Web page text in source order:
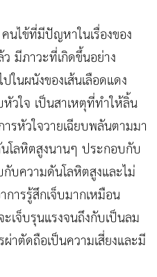
ไข้ที่มีปัญหาในเรื่องของ
มีภาวะที่เกิดขึ้นอย่าง
ในผนังของเส้นเลือดแดง
ใจ เป็นสาเหตุที่ทำให้ลิ้น
รหัวใจวายเฉียบพลันตามมา
โลหิตสูงนานๆ ประกอบกับ
ความดันโลหิตสูงและไม่
ารรู้สึกเจ็บมากเหมือน
เจ็บรุนแรงจนถึงกับเป็นลม
าตัดถือเป็นความเสี่ยงและมี